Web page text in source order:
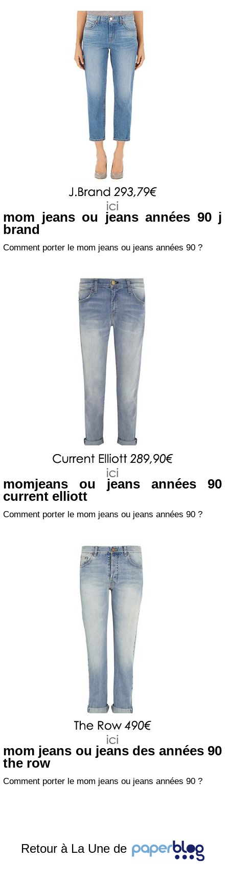
mom jeans ou jeans années 90 j
brand
Comment porter le mom jeans ou jeans années 90 ?
momjeans ou jeans années 90
current elliott
Comment porter le mom jeans ou jeans années 90 ?
mom jeans ou jeans des années 90
the row
Comment porter le mom jeans ou jeans années 90 ?
Retour à La Une de